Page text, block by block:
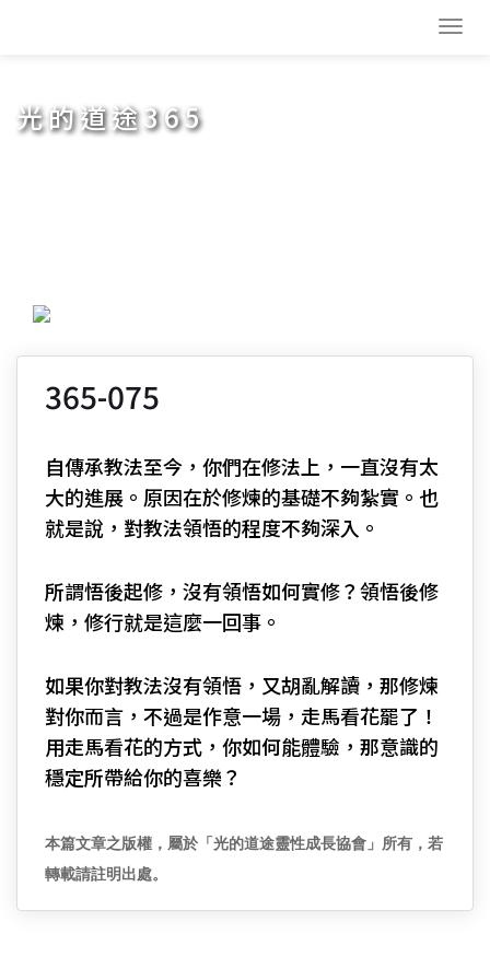
光的道途365
365-075
自傳承教法至今，你們在修法上，一直沒有太
大的進展。原因在於修煉的基礎不夠紮實。也
就是說，對教法領悟的程度不夠深入。
所謂悟後起修，沒有領悟如何實修？領悟後修
煉，修行就是這麼一回事。
如果你對教法沒有領悟，又胡亂解讀，那修煉
對你而言，不過是作意一場，走馬看花罷了！
用走馬看花的方式，你如何能體驗，那意識的
穩定所帶給你的喜樂？
本篇文章之版權，屬於「光的道途靈性成長協會」所有，若
轉載請註明出處。